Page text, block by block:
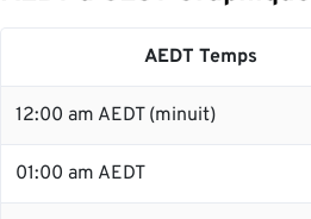
AEDT Temps
12:00 am AEDT (minuit)
01:00 am AEDT